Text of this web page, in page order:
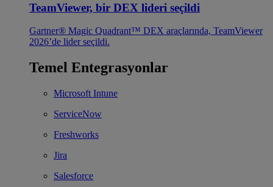
TeamViewer, bir DEX lideri seçildi
Gartner® Magic Quadrant™ DEX araçlarında, TeamViewer
2026’de lider seçildi.
Temel Entegrasyonlar
Microsoft Intune
ServiceNow
Freshworks
Jira
Salesforce